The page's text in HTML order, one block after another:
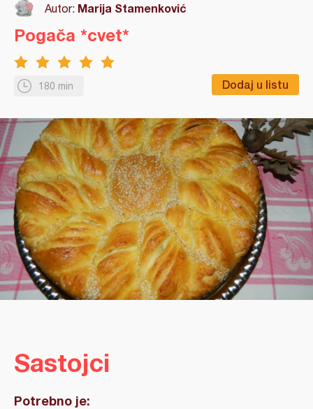
Autor: Marija Stamenković
180 min Dodaj u listu
Pogača *cvet*
Sastojci
Potrebno je: